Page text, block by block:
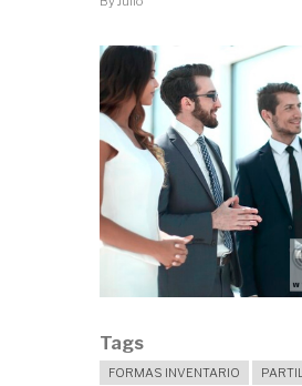
CUSTAS
DO
AGORA?
Tags
FORMAS INVENTARIO